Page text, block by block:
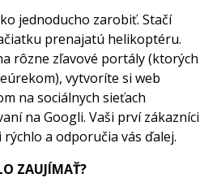
jednoducho zarobiť. Stačí
prenajatú helikoptéru.
rôzne zľavové portály (ktorých
vytvoríte si web
na sociálnych sieťach
na Googli. Vaši prví zákazníci
a odporučia vás ďalej.
ZAUJÍMAŤ?